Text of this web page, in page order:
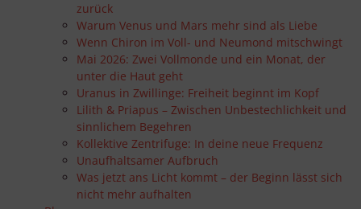
zurück
Warum Venus und Mars mehr sind als Liebe
Wenn Chiron im Voll- und Neumond mitschwingt
Mai 2026: Zwei Vollmonde und ein Monat, der
unter die Haut geht
Uranus in Zwillinge: Freiheit beginnt im Kopf
Lilith & Priapus – Zwischen Unbestechlichkeit und
sinnlichem Begehren
Kollektive Zentrifuge: In deine neue Frequenz
Unaufhaltsamer Aufbruch
Was jetzt ans Licht kommt – der Beginn lässt sich
nicht mehr aufhalten